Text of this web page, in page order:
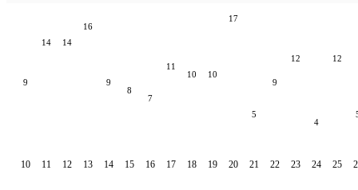
9
10
14
11
14
12
16
13
9
14
8
15
7
16
11
17
10
18
10
19
17
20
5
21
9
22
12
23
4
24
12
25